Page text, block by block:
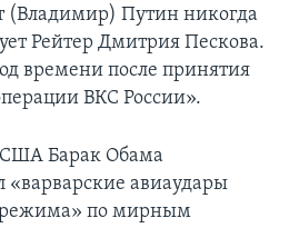
(Владимир) Путин никогда
Рейтер Дмитрия Пескова.
времени после принятия
ВКС России».
Барак Обама
«варварские авиаудары
режима» по мирным